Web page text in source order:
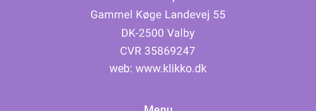
web: www.klikko.dk